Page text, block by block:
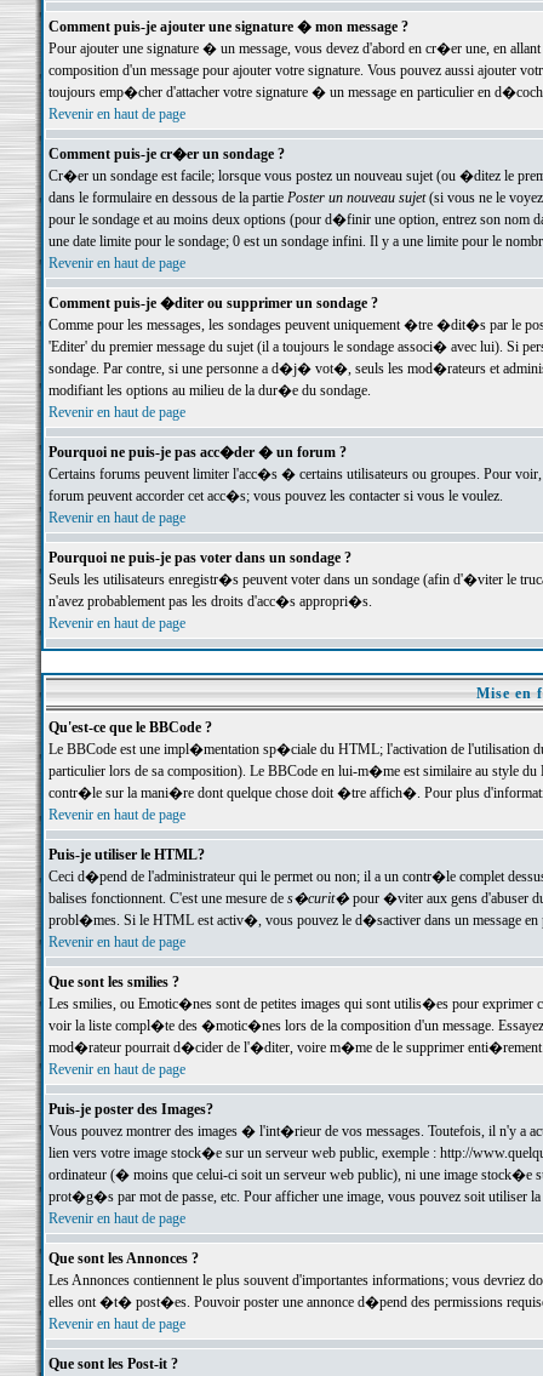
Comment puis-je ajouter une signature � mon message ?
Pour ajouter une signature � un message, vous devez d'abord en cr�er une, en
composition d'un message pour ajouter votre signature. Vous pouvez aussi ajouter
toujours emp�cher d'attacher votre signature � un message en particulier en
Revenir en haut de page
Comment puis-je cr�er un sondage ?
Cr�er un sondage est facile; lorsque vous postez un nouveau sujet (ou �ditez le
dans le formulaire en dessous de la partie Poster un nouveau sujet(si vous ne le voyez
pour le sondage et au moins deux options (pour d�finir une option, entrez son nom
une date limite pour le sondage; 0 est un sondage infini. Il y a une limite pour le
Revenir en haut de page
Comment puis-je �diter ou supprimer un sondage ?
Comme pour les messages, les sondages peuvent uniquement �tre �dit�s par le
'Editer' du premier message du sujet (il a toujours le sondage associ� avec lui). Si
sondage. Par contre, si une personne a d�j� vot�, seuls les mod�rateurs et
modifiant les options au milieu de la dur�e du sondage.
Revenir en haut de page
Pourquoi ne puis-je pas acc�der � un forum ?
Certains forums peuvent limiter l'acc�s � certains utilisateurs ou groupes. Pour
forum peuvent accorder cet acc�s; vous pouvez les contacter si vous le voulez.
Revenir en haut de page
Pourquoi ne puis-je pas voter dans un sondage ?
Seuls les utilisateurs enregistr�s peuvent voter dans un sondage (afin d'�viter le
n'avez probablement pas les droits d'acc�s appropri�s.
Revenir en haut de page
Mise en
Qu'est-ce que le BBCode ?
Le BBCode est une impl�mentation sp�ciale du HTML; l'activation de l'utilisation
particulier lors de sa composition). Le BBCode en lui-m�me est similaire au style
contr�le sur la mani�re dont quelque chose doit �tre affich�. Pour plus
Revenir en haut de page
Puis-je utiliser le HTML?
Ceci d�pend de l'administrateur qui le permet ou non; il a un contr�le complet
balises fonctionnent. C'est une mesure de s�curit�pour �viter aux gens d'abuser
probl�mes. Si le HTML est activ�, vous pouvez le d�sactiver dans un message en
Revenir en haut de page
Que sont les smilies ?
Les smilies, ou Emotic�nes sont de petites images qui sont utilis�es pour exprimer
voir la liste compl�te des �motic�nes lors de la composition d'un message.
mod�rateur pourrait d�cider de l'�diter, voire m�me de le supprimer
Revenir en haut de page
Puis-je poster des Images?
Vous pouvez montrer des images � l'int�rieur de vos messages. Toutefois, il n'y a
lien vers votre image stock�e sur un serveur web public, exemple : http://
ordinateur (� moins que celui-ci soit un serveur web public), ni une image stock�e
prot�g�s par mot de passe, etc. Pour afficher une image, vous pouvez soit
Revenir en haut de page
Que sont les Annonces ?
Les Annonces contiennent le plus souvent d'importantes informations; vous devriez
elles ont �t� post�es. Pouvoir poster une annonce d�pend des permissions
Revenir en haut de page
Que sont les Post-it ?